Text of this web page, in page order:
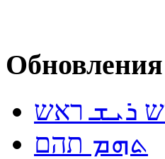
Обновления
ܪܝܫ ראש
ܬܗܡ תהם